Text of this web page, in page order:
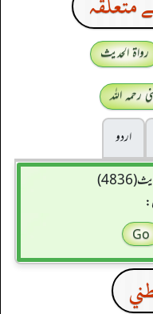
رواۃ الحدیث
رحمہ اللہ
اردو